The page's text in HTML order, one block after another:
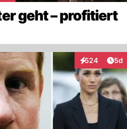
geht – profitiert
524
Interaktionen
5d